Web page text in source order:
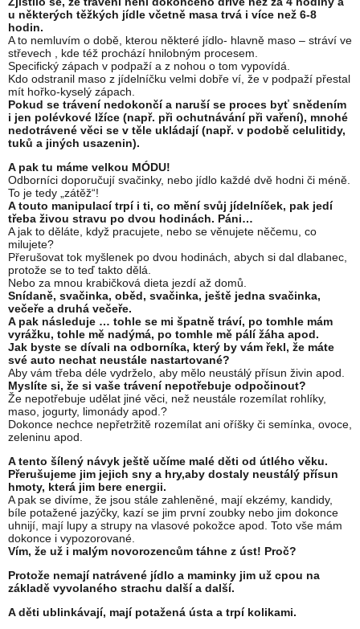
u některých těžkých jídle včetně masa trvá i více než 6-8
hodin.
A to nemluvím o době, kterou některé jídlo- hlavně maso – stráví ve
střevech , kde též prochází hnilobným procesem.
Specifický zápach v podpaží a z nohou o tom vypovídá.
Kdo odstranil maso z jídelníčku velmi dobře ví, že v podpaží přestal
mít hořko-kyselý zápach.
Pokud se trávení nedokončí a naruší se proces byť snědením
i jen polévkové lžíce (např. při ochutnávání při vaření), mnohé
nedotrávené věci se v těle ukládají (např. v podobě celulitidy,
tuků a jiných usazenin).
A pak tu máme velkou MÓDU!
Odborníci doporučují svačinky, nebo jídlo každé dvě hodni či méně.
To je tedy „zátěž“!
A touto manipulací trpí i ti, co mění svůj jídelníček, pak jedí
třeba živou stravu po dvou hodinách. Páni…
A jak to děláte, když pracujete, nebo se věnujete něčemu, co
milujete?
Přerušovat tok myšlenek po dvou hodinách, abych si dal dlabanec,
protože se to teď takto dělá.
Nebo za mnou krabičková dieta jezdí až domů.
Snídaně, svačinka, oběd, svačinka, ještě jedna svačinka,
večeře a druhá večeře.
A pak následuje … tohle se mi špatně tráví, po tomhle mám
vyrážku, tohle mě nadýmá, po tomhle mě pálí žáha apod.
Jak byste se dívali na odborníka, který by vám řekl, že máte
své auto nechat neustále nastartované?
Aby vám třeba déle vydrželo, aby mělo neustálý přísun živin apod.
Myslíte si, že si vaše trávení nepotřebuje odpočinout?
Že nepotřebuje udělat jiné věci, než neustále rozemílat rohlíky,
maso, jogurty, limonády apod.?
Dokonce nechce nepřetržitě rozemílat ani oříšky či semínka, ovoce,
zeleninu apod.
A tento šílený návyk ještě učíme malé děti od útlého věku.
Přerušujeme jim jejich sny a hry,aby dostaly neustálý přísun
hmoty, která jim bere energii.
A pak se divíme, že jsou stále zahleněné, mají ekzémy, kandidy,
bíle potažené jazýčky, kazí se jim první zoubky nebo jim dokonce
uhnijí, mají lupy a strupy na vlasové pokožce apod. Toto vše mám
dokonce i vypozorované.
Vím, že už i malým novorozencům táhne z úst! Proč?
Protože nemají natrávené jídlo a maminky jim už cpou na
základě vyvolaného strachu další a další.
A děti ublinkávají, mají potažená ústa a trpí kolikami.